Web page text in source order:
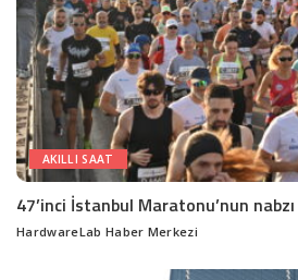
AKILLI SAAT
47’inci İstanbul Maratonu’nun
Posted
HardwareLab Haber Merkezi